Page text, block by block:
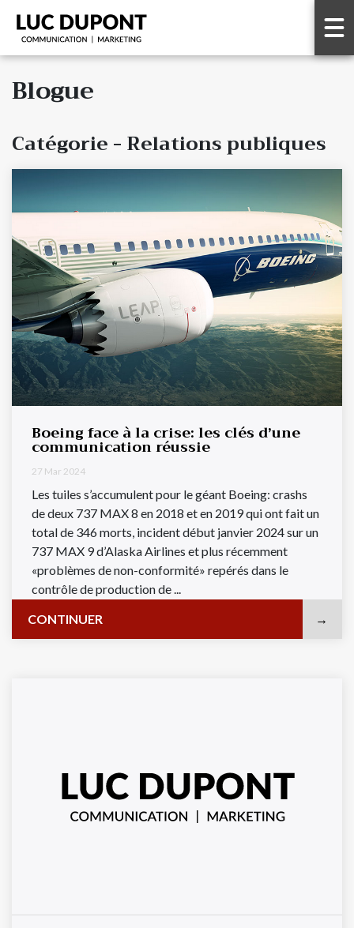
Blogue
Catégorie - Relations publiques
Boeing face à la crise: les clés d’une
communication réussie
27 Mar 2024
Les tuiles s’accumulent pour le géant Boeing: crashs
de deux 737 MAX 8 en 2018 et en 2019 qui ont fait un
total de 346 morts, incident début janvier 2024 sur un
737 MAX 9 d’Alaska Airlines et plus récemment
«problèmes de non-conformité» repérés dans le
contrôle de production de ...
CONTINUER